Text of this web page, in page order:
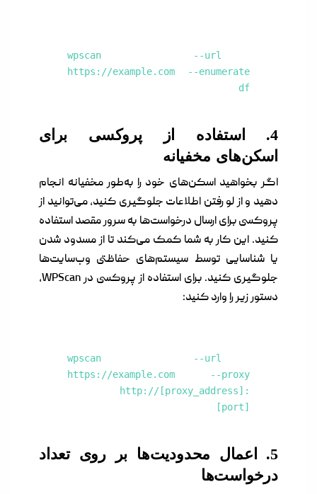
wpscan --url
https://example.com --enumerate
df
4. استفاده از پروکسی برای
اسکن‌های مخفیانه
اگر بخواهید اسکن‌های خود را به‌طور مخفیانه انجام
دهید و از لو رفتن اطلاعات جلوگیری کنید، می‌توانید از
پروکسی برای ارسال درخواست‌ها به سرور مقصد استفاده
کنید. این کار به شما کمک می‌کند تا از مسدود شدن
یا شناسایی توسط سیستم‌های حفاظتی وب‌سایت‌ها
جلوگیری کنید. برای استفاده از پروکسی در WPScan،
دستور زیر را وارد کنید:
wpscan --url
https://example.com --proxy
http://[proxy_address]:
[port]
5. اعمال محدودیت‌ها بر روی تعداد
درخواست‌ها